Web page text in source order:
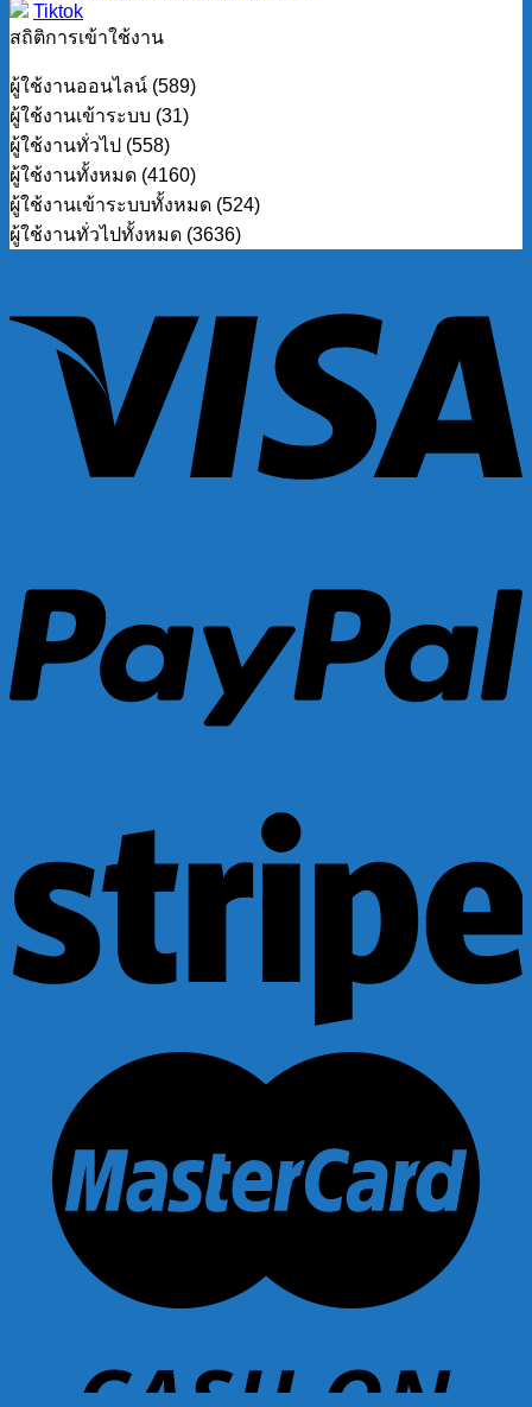
Tiktok
สถิติการเข้าใช้งาน
ผู้ใช้งานออนไลน์ (589)
ผู้ใช้งานเข้าระบบ (31)
ผู้ใช้งานทั่วไป (558)
ผู้ใช้งานทั้งหมด (4160)
ผู้ใช้งานเข้าระบบทั้งหมด (524)
ผู้ใช้งานทั่วไปทั้งหมด (3636)